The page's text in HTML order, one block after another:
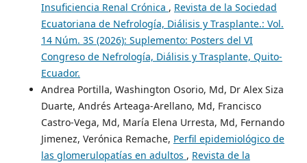
Insuficiencia Renal Crónica , Revista de la Sociedad
Ecuatoriana de Nefrología, Diálisis y Trasplante.: Vol.
14 Núm. 3S (2026): Suplemento: Posters del VI
Congreso de Nefrología, Diálisis y Trasplante, Quito-
Ecuador.
Andrea Portilla, Washington Osorio, Md, Dr Alex Siza
Duarte, Andrés Arteaga-Arellano, Md, Francisco
Castro-Vega, Md, María Elena Urresta, Md, Fernando
Jimenez, Verónica Remache, Perfil epidemiológico de
las glomerulopatías en adultos , Revista de la